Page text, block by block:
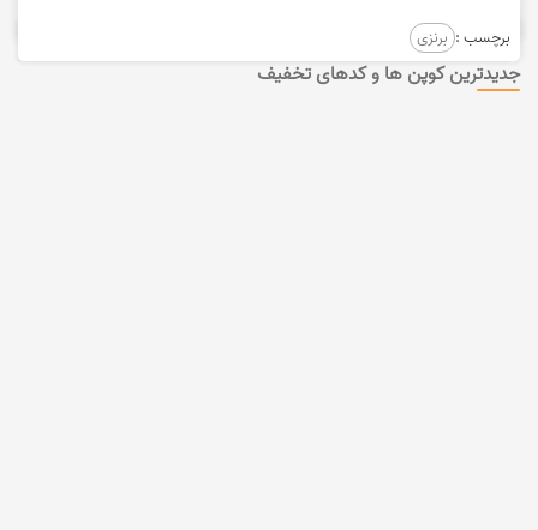
برچسب : برنزی
جدیدترین کوپن ها و کدهای تخفیف